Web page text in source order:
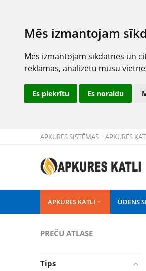
Mēs izmantojam
Mēs izmantojam sīkdatnes un
reklāmas, analizētu mūsu
Es piekrītu Es noraidu
APKURES SISTĒMAS | APKURES
APKURES KATLI  ŪDENS
PREČU ATLASE
Tips